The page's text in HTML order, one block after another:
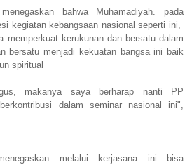
bahwa Muhamadiyah. pada
kegiatan kebangsaan nasional seperti ini,
memperkuat kerukunan dan bersatu dalam
bersatu menjadi kekuatan bangsa ini baik
spiritual
makanya saya berharap nanti PP
dalam seminar nasional ini",
melalui kerjasana ini bisa